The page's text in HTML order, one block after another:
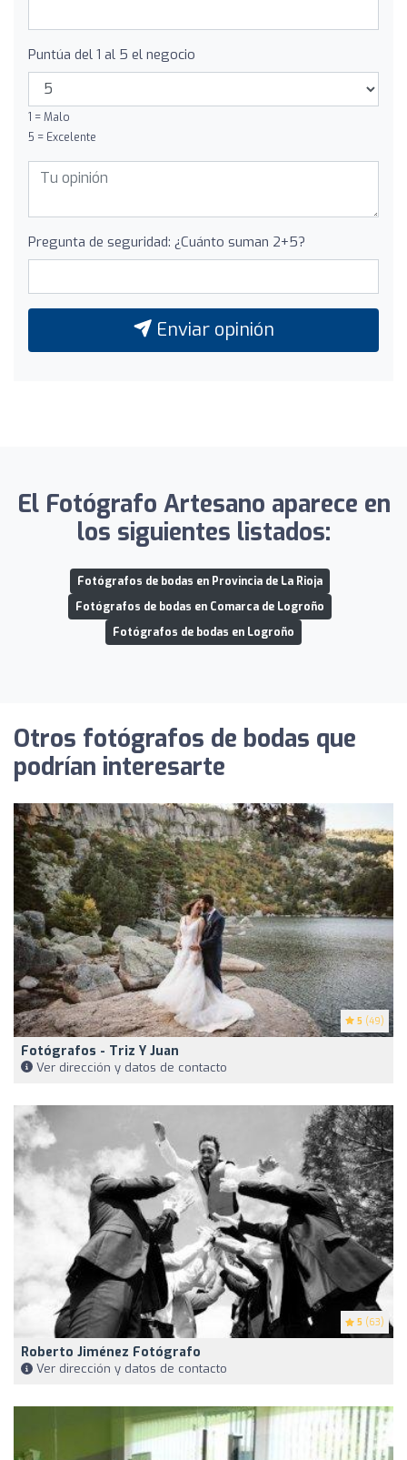
Puntúa del 1 al 5 el negocio
1 = Malo
5 = Excelente
Pregunta de seguridad: ¿Cuánto suman 2+5?
Enviar opinión
El Fotógrafo Artesano aparece en
los siguientes listados:
Fotógrafos de bodas en Provincia de La Rioja
Fotógrafos de bodas en Comarca de Logroño
Fotógrafos de bodas en Logroño
Otros fotógrafos de bodas que
podrían interesarte
5 (49)
Fotógrafos - Triz Y Juan
Ver dirección y datos de contacto
5 (63)
Roberto Jiménez Fotógrafo
Ver dirección y datos de contacto